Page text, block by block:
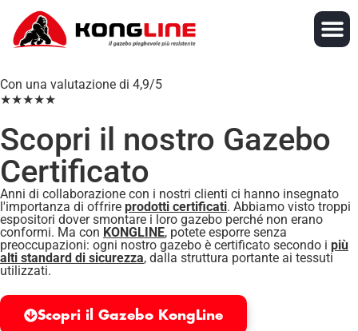
Con una valutazione di 4,9/5
★★★★★
Scopri il nostro Gazebo
Certificato
Anni di collaborazione con i nostri clienti ci hanno insegnato
l'importanza di offrire prodotti certificati. Abbiamo visto troppi
espositori dover smontare i loro gazebo perché non erano
conformi. Ma con KONGLINE, potete esporre senza
preoccupazioni: ogni nostro gazebo è certificato secondo i più
alti standard di sicurezza, dalla struttura portante ai tessuti
utilizzati.
Scopri il Gazebo KongLine